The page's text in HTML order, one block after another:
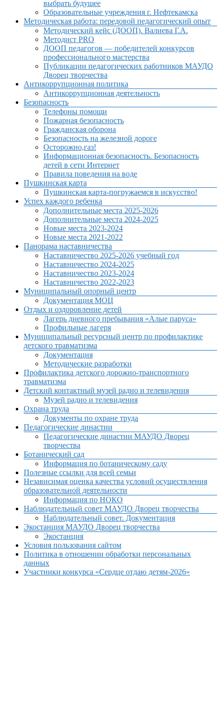
выбрать будущее
Образовательные учреждения г. Нефтекамска
Методическая работа: передовой педагогический опыт
Методический кейс (ДООП). Валиева Г.А.
Методист PRO
ДООП педагогов — победителей конкурсов
профессионального мастерства
Публикации педагогических работников МАУДО
Дворец творчества
Антикоррупционная политика
Антикоррупционная деятельность
Безопасность
Телефоны помощи
Пожарная безопасность
Гражданская оборона
Безопасность на железной дороге
Осторожно,газ!
Информационная безопасность. Безопасность
детей в сети Интернет
Правила поведения на воде
Пушкинская карта
Пушкинская карта-погружаемся в искусство!
Успех каждого ребенка
Дополнительные места 2025-2026
Дополнительные места 2024-2025
Новые места 2023-2024
Новые места 2021-2022
Панорама наставничества
Наставничество 2025-2026 учебный год
Наставничество 2024-2025
Наставничество 2023-2024
Наставничество 2022-2023
Муниципальный опорный центр
Документация МОЦ
Отдых и оздоровление детей
Лагерь дневного пребывания «Алые паруса»
Профильные лагеря
Муниципальный ресурсный центр по профилактике
детского травматизма
Документация
Методические разработки
Профилактика детского дорожно-транспортного
травматизма
Детский контактный музей радио и телевидения
Музей радио и телевидения
Охрана труда
Документы по охране труда
Педагогические династии
Педагогические династии МАУДО Дворец
творчества
Ботанический сад
Информация по ботаническому саду
Полезные ссылки для всей семьи
Независимая оценка качества условий осуществления
образовательной деятельности
Информация по НОКО
Наблюдательный совет МАУДО Дворец творчества
Наблюдательный совет. Документация
Экостанция МАУДО Дворец творчества
Экостанция
Условия пользования сайтом
Политика в отношении обработки персональных
данных
Участники конкурса «Сердце отдаю детям-2026»